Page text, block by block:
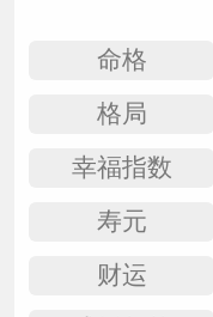
命格
格局
幸福指数
寿元
财运